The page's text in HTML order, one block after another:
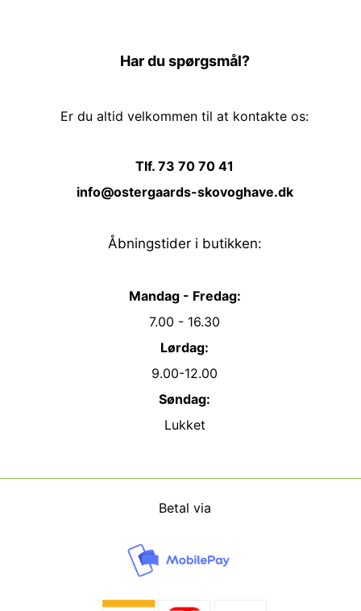
Har du spørgsmål?
Er du altid velkommen til at kontakte os:
Tlf. 73 70 70 41
info@ostergaards-skovoghave.dk
Åbningstider i butikken:
Mandag - Fredag:
7.00 - 16.30
Lørdag:
9.00-12.00
Søndag:
Lukket
Betal via